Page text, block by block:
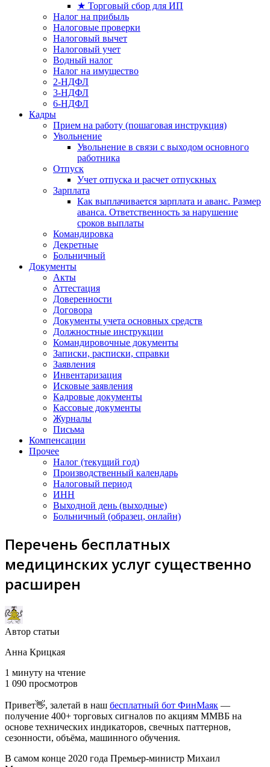
★ Торговый сбор для ИП
Налог на прибыль
Налоговые проверки
Налоговый вычет
Налоговый учет
Водный налог
Налог на имущество
2-НДФЛ
3-НДФЛ
6-НДФЛ
Кадры
Прием на работу (пошаговая инструкция)
Увольнение
Увольнение в связи с выходом основного
работника
Отпуск
Учет отпуска и расчет отпускных
Зарплата
Как выплачивается зарплата и аванс. Размер
аванса. Ответственность за нарушение
сроков выплаты
Командировка
Декретные
Больничный
Документы
Акты
Аттестация
Доверенности
Договора
Документы учета основных средств
Должностные инструкции
Командировочные документы
Записки, расписки, справки
Заявления
Инвентаризация
Исковые заявления
Кадровые документы
Кассовые документы
Журналы
Письма
Компенсации
Прочее
Налог (текущий год)
Производственный календарь
Налоговый период
ИНН
Выходной день (выходные)
Больничный (образец, онлайн)
Перечень бесплатных
медицинских услуг существенно
расширен
Автор статьи
Анна Крицкая
1 минуту на чтение
1 090 просмотров
Привет👋, залетай в наш бесплатный бот ФинМаяк —
получение 400+ торговых сигналов по акциям ММВБ на
основе технических индикаторов, свечных паттернов,
сезонности, объёма, машинного обучения.
В самом конце 2020 года Премьер-министр Михаил